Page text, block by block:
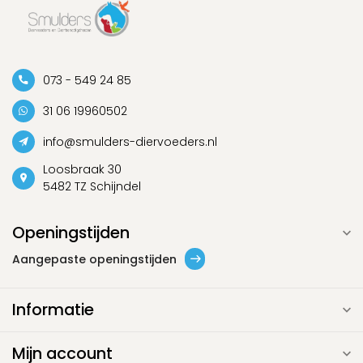
073 - 549 24 85
31 06 19960502
info@smulders-diervoeders.nl
Loosbraak 30
5482 TZ Schijndel
Openingstijden
Aangepaste openingstijden
Informatie
Mijn account